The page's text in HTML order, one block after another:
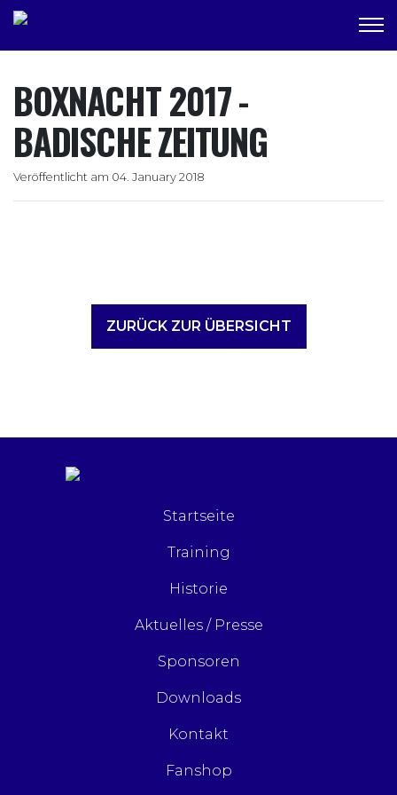
BOXNACHT 2017 -
BADISCHE ZEITUNG
Veröffentlicht am 04. January 2018
ZURÜCK ZUR ÜBERSICHT
Startseite
Training
Historie
Aktuelles / Presse
Sponsoren
Downloads
Kontakt
Fanshop